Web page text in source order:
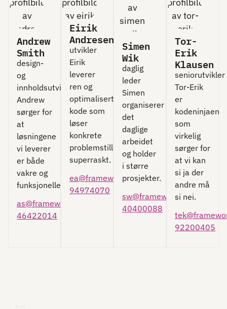
Andrew
Smith
design-
og
innholdsutvikler
Andrew
sørger for
at
løsningene
vi leverer
er både
vakre og
funksjonelle.
as@frameworks.no
46422014
Eirik
Andresen
utvikler
Eirik
leverer
ren og
optimalisert
kode som
løser
konkrete
problemstillinger
superraskt.
ea@frameworks.no
94974070
Simen
Wik
daglig
leder
Simen
organiserer
det
daglige
arbeidet
og holder
i større
prosjekter.
sw@frameworks.no
40400088
Tor-
Erik
Klausen
seniorutvikler
Tor-Erik
er
kodeninjaen
som
virkelig
sørger for
at vi kan
si ja der
andre må
si nei.
92200405